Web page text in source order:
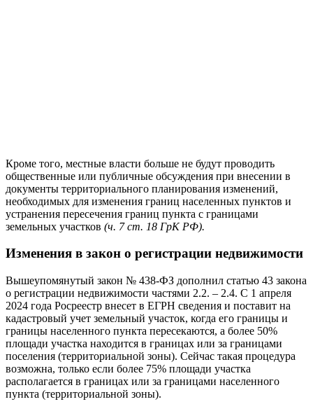
Кроме того, местные власти больше не будут проводить
общественные или публичные обсуждения при внесении в
документы территориального планирования изменений,
необходимых для изменения границ населенных пунктов и
устранения пересечения границ пункта с границами
земельных участков (ч. 7 ст. 18 ГрК РФ).
Изменения в закон о регистрации недвижимости
Вышеупомянутый закон № 438-ФЗ дополнил статью 43 закона
о регистрации недвижимости частями 2.2. – 2.4. С 1 апреля
2024 года Росреестр внесет в ЕГРН сведения и поставит на
кадастровый учет земельный участок, когда его границы и
границы населенного пункта пересекаются, а более 50%
площади участка находится в границах или за границами
поселения (территориальной зоны). Сейчас такая процедура
возможна, только если более 75% площади участка
располагается в границах или за границами населенного
пункта (территориальной зоны).